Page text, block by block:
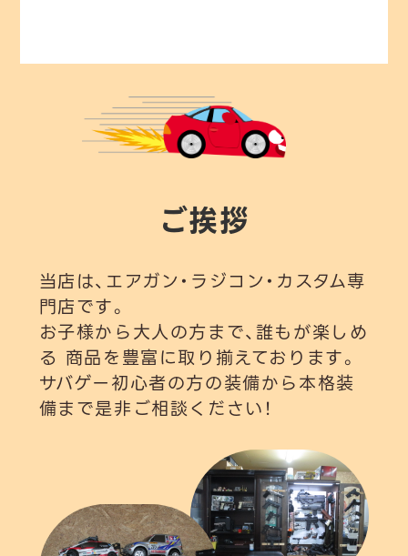
ご挨拶
当店は、エアガン・ラジコン・カスタム専
門店です。
お子様から大人の方まで、誰もが楽しめ
る 商品を豊富に取り揃えております。
サバゲー初心者の方の装備から本格装
備まで是非ご相談ください！